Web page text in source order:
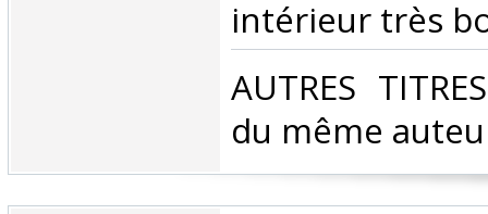
intérieur très
‎AUTRES
du même